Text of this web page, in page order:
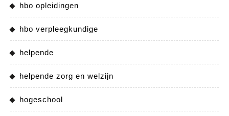
hbo opleidingen
hbo verpleegkundige
helpende
helpende zorg en welzijn
hogeschool